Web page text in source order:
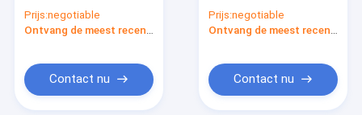
Draagbare Reis de
Formuleverwarmingstoestel
Prijs:negotiable
Ontvang de meest recente Prijs
Contact nu
lichtgewicht van de
Flessen Warmere Zak
Prijs:negotiable
Ontvang de meest recente Prijs
Contact nu